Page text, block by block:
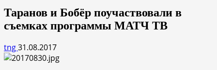
Таранов и Бобёр поучаствовали в
съемках программы МАТЧ ТВ
tng31.08.2017